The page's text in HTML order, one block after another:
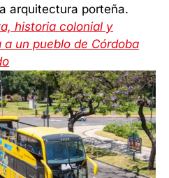
arquitectura porteña.
historia colonial y
un pueblo de Córdoba